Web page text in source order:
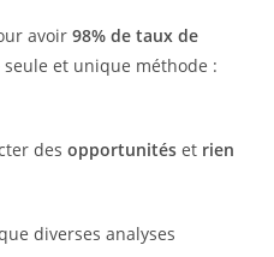
avoir98% de taux de
seule et unique méthode :
desopportunités et rien
diverses analyses